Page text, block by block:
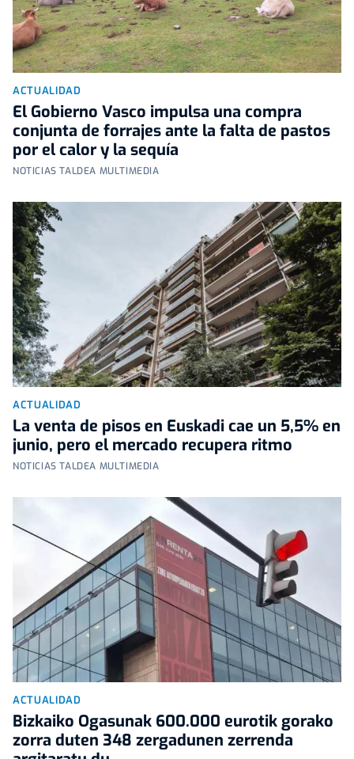
ACTUALIDAD
El Gobierno Vasco impulsa una compra
conjunta de forrajes ante la falta de pastos
por el calor y la sequía
NOTICIAS TALDEA MULTIMEDIA
ACTUALIDAD
La venta de pisos en Euskadi cae un 5,5% en
junio, pero el mercado recupera ritmo
NOTICIAS TALDEA MULTIMEDIA
ACTUALIDAD
Bizkaiko Ogasunak 600.000 eurotik gorako
zorra duten 348 zergadunen zerrenda